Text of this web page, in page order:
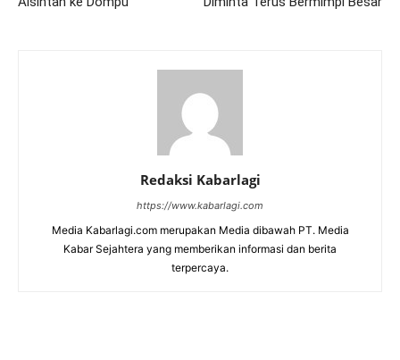
Redaksi Kabarlagi
https://www.kabarlagi.com
Media Kabarlagi.com merupakan Media dibawah PT. Media
Kabar Sejahtera yang memberikan informasi dan berita
terpercaya.